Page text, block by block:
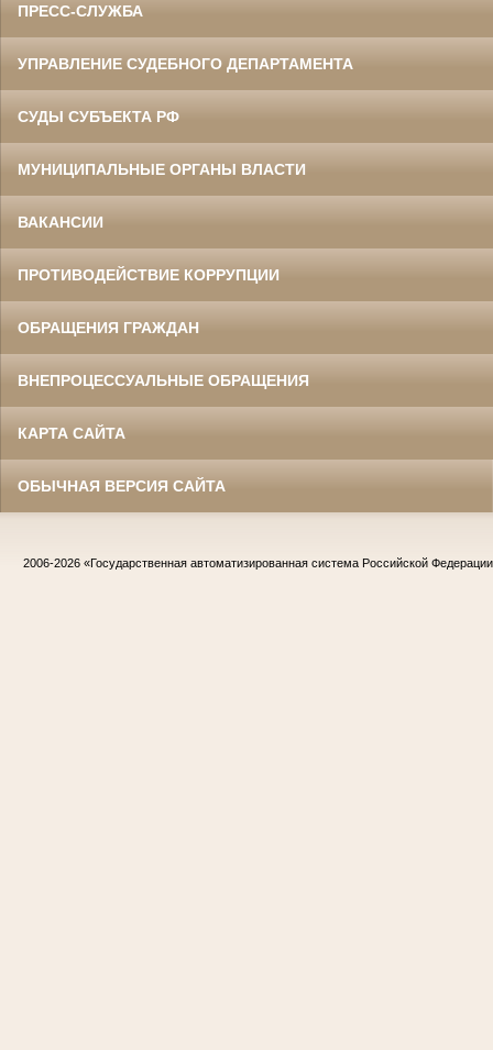
ПРЕСС-СЛУЖБА
УПРАВЛЕНИЕ СУДЕБНОГО ДЕПАРТАМЕНТА
СУДЫ СУБЪЕКТА РФ
МУНИЦИПАЛЬНЫЕ ОРГАНЫ ВЛАСТИ
ВАКАНСИИ
ПРОТИВОДЕЙСТВИЕ КОРРУПЦИИ
ОБРАЩЕНИЯ ГРАЖДАН
ВНЕПРОЦЕССУАЛЬНЫЕ ОБРАЩЕНИЯ
КАРТА САЙТА
ОБЫЧНАЯ ВЕРСИЯ САЙТА
2006-2026 «Государственная автоматизированная система Российской